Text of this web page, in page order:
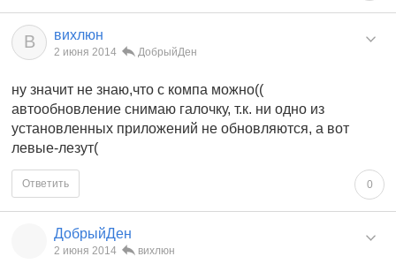
В вихлюн
2 июня 2014 ДобрыйДен
ну значит не знаю,что с компа можно((
автообновление снимаю галочку, т.к. ни одно из
установленных приложений не обновляются, а вот
левые-лезут(
0
Ответить
ДобрыйДен
2 июня 2014 вихлюн